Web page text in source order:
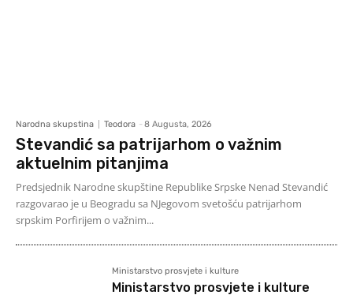
Narodna skupstina Teodora - 8 Augusta, 2026
Stevandić sa patrijarhom o važnim
aktuelnim pitanjima
Predsjednik Narodne skupštine Republike Srpske Nenad Stevandić
razgovarao je u Beogradu sa NJegovom svetošću patrijarhom
srpskim Porfirijem o važnim...
Ministarstvo prosvjete i kulture
Ministarstvo prosvjete i kulture